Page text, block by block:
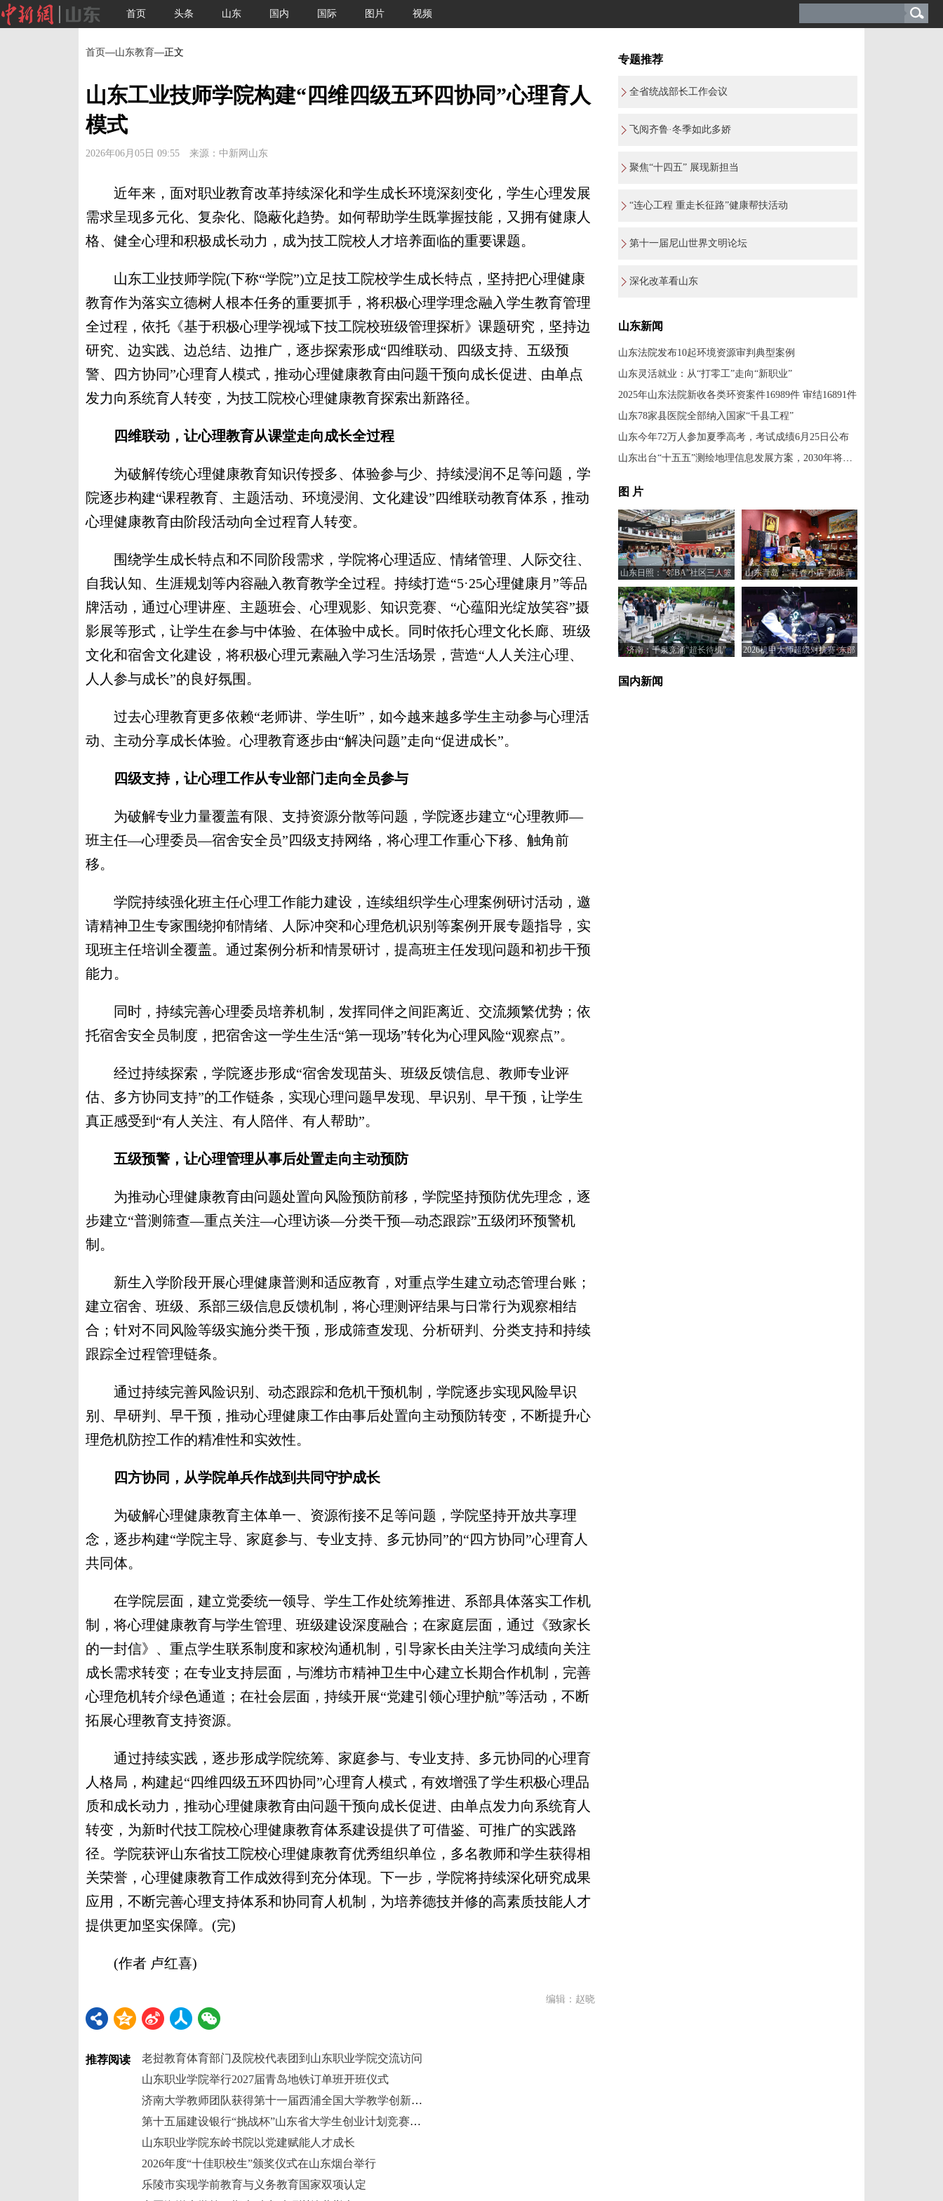
首页 头条 山东 国内 国际 图片 视频
首页—山东教育—正文
山东工业技师学院构建“四维四级五环四协同”心理育人
模式
2026年06月05日 09:55 来源：中新网山东
近年来，面对职业教育改革持续深化和学生成长环境深刻变化，学生心理发展
需求呈现多元化、复杂化、隐蔽化趋势。如何帮助学生既掌握技能，又拥有健康人
格、健全心理和积极成长动力，成为技工院校人才培养面临的重要课题。
山东工业技师学院(下称“学院”)立足技工院校学生成长特点，坚持把心理健康
教育作为落实立德树人根本任务的重要抓手，将积极心理学理念融入学生教育管理
全过程，依托《基于积极心理学视域下技工院校班级管理探析》课题研究，坚持边
研究、边实践、边总结、边推广，逐步探索形成“四维联动、四级支持、五级预
警、四方协同”心理育人模式，推动心理健康教育由问题干预向成长促进、由单点
发力向系统育人转变，为技工院校心理健康教育探索出新路径。
四维联动，让心理教育从课堂走向成长全过程
为破解传统心理健康教育知识传授多、体验参与少、持续浸润不足等问题，学
院逐步构建“课程教育、主题活动、环境浸润、文化建设”四维联动教育体系，推动
心理健康教育由阶段活动向全过程育人转变。
围绕学生成长特点和不同阶段需求，学院将心理适应、情绪管理、人际交往、
自我认知、生涯规划等内容融入教育教学全过程。持续打造“5·25心理健康月”等品
牌活动，通过心理讲座、主题班会、心理观影、知识竞赛、“心蕴阳光绽放笑容”摄
影展等形式，让学生在参与中体验、在体验中成长。同时依托心理文化长廊、班级
文化和宿舍文化建设，将积极心理元素融入学习生活场景，营造“人人关注心理、
人人参与成长”的良好氛围。
过去心理教育更多依赖“老师讲、学生听”，如今越来越多学生主动参与心理活
动、主动分享成长体验。心理教育逐步由“解决问题”走向“促进成长”。
四级支持，让心理工作从专业部门走向全员参与
为破解专业力量覆盖有限、支持资源分散等问题，学院逐步建立“心理教师—
班主任—心理委员—宿舍安全员”四级支持网络，将心理工作重心下移、触角前
移。
学院持续强化班主任心理工作能力建设，连续组织学生心理案例研讨活动，邀
请精神卫生专家围绕抑郁情绪、人际冲突和心理危机识别等案例开展专题指导，实
现班主任培训全覆盖。通过案例分析和情景研讨，提高班主任发现问题和初步干预
能力。
同时，持续完善心理委员培养机制，发挥同伴之间距离近、交流频繁优势；依
托宿舍安全员制度，把宿舍这一学生生活“第一现场”转化为心理风险“观察点”。
经过持续探索，学院逐步形成“宿舍发现苗头、班级反馈信息、教师专业评
估、多方协同支持”的工作链条，实现心理问题早发现、早识别、早干预，让学生
真正感受到“有人关注、有人陪伴、有人帮助”。
五级预警，让心理管理从事后处置走向主动预防
为推动心理健康教育由问题处置向风险预防前移，学院坚持预防优先理念，逐
步建立“普测筛查—重点关注—心理访谈—分类干预—动态跟踪”五级闭环预警机
制。
新生入学阶段开展心理健康普测和适应教育，对重点学生建立动态管理台账；
建立宿舍、班级、系部三级信息反馈机制，将心理测评结果与日常行为观察相结
合；针对不同风险等级实施分类干预，形成筛查发现、分析研判、分类支持和持续
跟踪全过程管理链条。
通过持续完善风险识别、动态跟踪和危机干预机制，学院逐步实现风险早识
别、早研判、早干预，推动心理健康工作由事后处置向主动预防转变，不断提升心
理危机防控工作的精准性和实效性。
四方协同，从学院单兵作战到共同守护成长
为破解心理健康教育主体单一、资源衔接不足等问题，学院坚持开放共享理
念，逐步构建“学院主导、家庭参与、专业支持、多元协同”的“四方协同”心理育人
共同体。
在学院层面，建立党委统一领导、学生工作处统筹推进、系部具体落实工作机
制，将心理健康教育与学生管理、班级建设深度融合；在家庭层面，通过《致家长
的一封信》、重点学生联系制度和家校沟通机制，引导家长由关注学习成绩向关注
成长需求转变；在专业支持层面，与潍坊市精神卫生中心建立长期合作机制，完善
心理危机转介绿色通道；在社会层面，持续开展“党建引领心理护航”等活动，不断
拓展心理教育支持资源。
通过持续实践，逐步形成学院统筹、家庭参与、专业支持、多元协同的心理育
人格局，构建起“四维四级五环四协同”心理育人模式，有效增强了学生积极心理品
质和成长动力，推动心理健康教育由问题干预向成长促进、由单点发力向系统育人
转变，为新时代技工院校心理健康教育体系建设提供了可借鉴、可推广的实践路
径。学院获评山东省技工院校心理健康教育优秀组织单位，多名教师和学生获得相
关荣誉，心理健康教育工作成效得到充分体现。下一步，学院将持续深化研究成果
应用，不断完善心理支持体系和协同育人机制，为培养德技并修的高素质技能人才
提供更加坚实保障。(完)
(作者 卢红喜)
编辑：赵晓
推荐阅读
老挝教育体育部门及院校代表团到山东职业学院交流访问
山东职业学院举行2027届青岛地铁订单班开班仪式
济南大学教师团队获得第十一届西浦全国大学教学创新大赛一等奖
第十五届建设银行“挑战杯”山东省大学生创业计划竞赛在山东职业学院开幕
山东职业学院东岭书院以党建赋能人才成长
2026年度“十佳职校生”颁奖仪式在山东烟台举行
乐陵市实现学前教育与义务教育国家双项认定
专题推荐
全省统战部长工作会议
飞阅齐鲁·冬季如此多娇
聚焦“十四五” 展现新担当
“连心工程 重走长征路”健康帮扶活动
第十一届尼山世界文明论坛
深化改革看山东
山东新闻
山东法院发布10起环境资源审判典型案例
山东灵活就业：从“打零工”走向“新职业”
2025年山东法院新收各类环资案件16989件 审结16891件
山东78家县医院全部纳入国家“千县工程”
山东今年72万人参加夏季高考，考试成绩6月25日公布
山东出台“十五五”测绘地理信息发展方案，2030年将建成全域实景三维山东
图 片
山东日照：“邻BA”社区三人篮
球赛火热开打
山东青岛：“青春小店”赋能青
年创业新活力
济南：千泉竞涌“超长待机”
2026机甲大师超级对抗赛·东部
国内新闻